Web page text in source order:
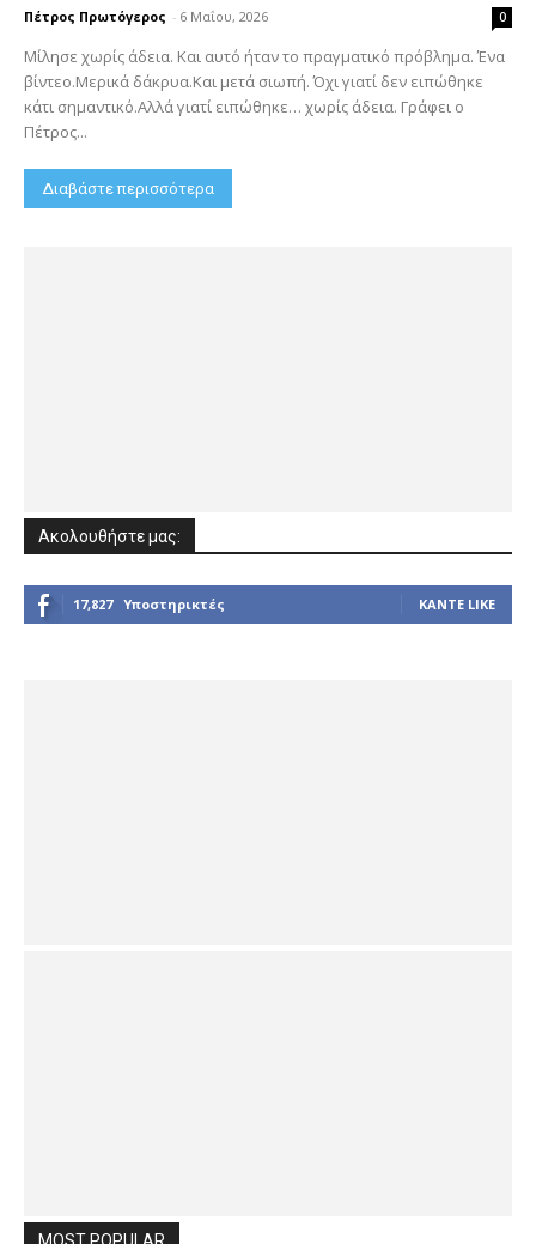
Πέτρος Πρωτόγερος - 6 Μαΐου, 2026 0
Μίλησε χωρίς άδεια. Και αυτό ήταν το πραγματικό πρόβλημα. Ένα
βίντεο.Μερικά δάκρυα.Και μετά σιωπή. Όχι γιατί δεν ειπώθηκε
κάτι σημαντικό.Αλλά γιατί ειπώθηκε… χωρίς άδεια. Γράφει ο
Πέτρος...
Διαβάστε περισσότερα
Ακολουθήστε μας:
17,827 Υποστηρικτές ΚΆΝΤΕ LIKE
MOST POPULAR